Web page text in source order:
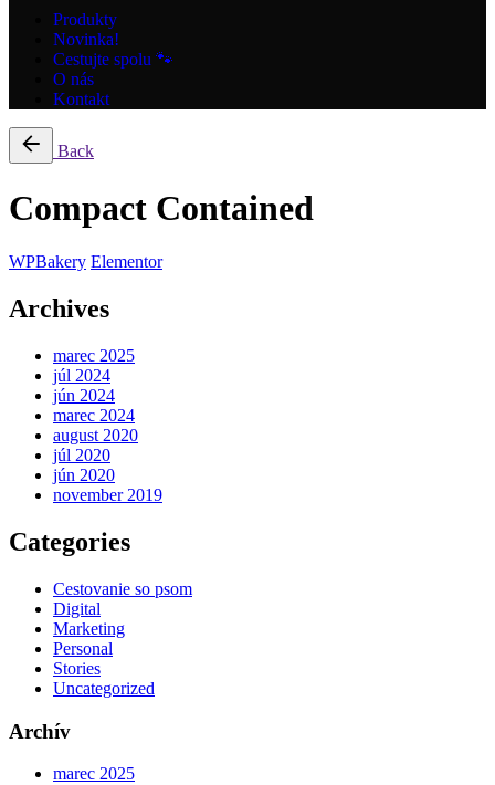
Produkty
Novinka!
Cestujte spolu 🐾
O nás
Kontakt
Back
Compact Contained
WPBakery Elementor
Archives
marec 2025
júl 2024
jún 2024
marec 2024
august 2020
júl 2020
jún 2020
november 2019
Categories
Cestovanie so psom
Digital
Marketing
Personal
Stories
Uncategorized
Archív
marec 2025